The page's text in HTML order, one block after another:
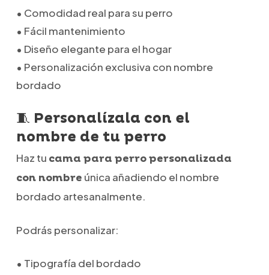
• Comodidad real para su perro
• Fácil mantenimiento
• Diseño elegante para el hogar
• Personalización exclusiva con nombre
bordado
🧵 Personalízala con el
nombre de tu perro
Haz tu cama para perro personalizada
con nombre única añadiendo el nombre
bordado artesanalmente.
Podrás personalizar:
• Tipografía del bordado